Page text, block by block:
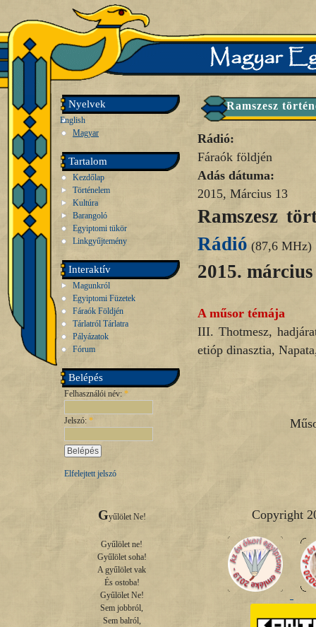
Nyelvek
English
Magyar
Tartalom
Kezdőlap
Történelem
Kultúra
Barangoló
Egyiptomi tükör
Linkgyűjtemény
Interaktív
Magunkról
Egyiptomi Füzetek
Fáraók Földjén
Tárlatról Tárlatra
Pályázatok
Fórum
Belépés
Felhasználói név: *
Jelszó: *
Elfelejtett jelszó
Gyűlölet Ne!
Gyűlölet ne!
Gyűlölet soha!
A gyűlölet vak
És ostoba!
Gyűlölet Ne!
Sem jobbról,
Sem balról,
Ramszesz
Rádió:
Fáraók földjén
Adás dátuma:
2015, Március 13
Ramszesz
Rádió (87,6 MHz)
2015.
A műsor témája
III. Thotmesz,
etióp dinasztia,
Copyright